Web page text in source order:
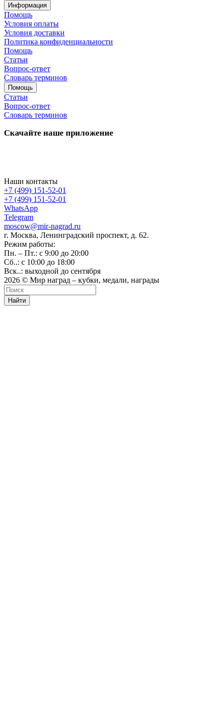
Информация
Помощь
Условия оплаты
Условия доставки
Политика конфиденциальности
Помощь
Статьи
Вопрос-ответ
Словарь терминов
Помощь
Статьи
Вопрос-ответ
Словарь терминов
Скачайте наше приложение
Наши контакты
+7 (499) 151-52-01
+7 (499) 151-52-01
WhatsApp
Telegram
moscow@mir-nagrad.ru
г. Москва, Ленинградский проспект, д. 62.
Режим работы:
Пн. – Пт.: с 9:00 до 20:00
Сб..: с 10:00 до 18:00
Вск..: выходной до сентября
2026 © Мир наград – кубки, медали, награды
Найти